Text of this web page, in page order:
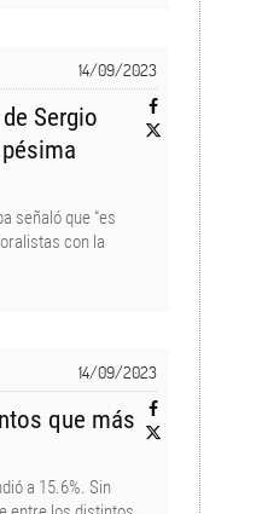
14/09/2023
Sergio
señaló que “es
con la
14/09/2023
que más
a 15.6%. Sin